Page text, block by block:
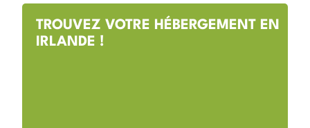
TROUVEZ VOTRE HÉBERGEMENT EN
IRLANDE !